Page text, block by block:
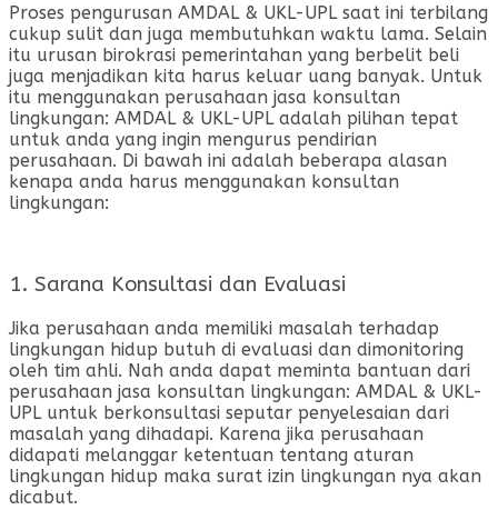
Proses pengurusan AMDAL & UKL-UPL saat ini terbilang
cukup sulit dan juga membutuhkan waktu lama. Selain
itu urusan birokrasi pemerintahan yang berbelit beli
juga menjadikan kita harus keluar uang banyak. Untuk
itu menggunakan perusahaan jasa konsultan
lingkungan: AMDAL & UKL-UPL adalah pilihan tepat
untuk anda yang ingin mengurus pendirian
perusahaan. Di bawah ini adalah beberapa alasan
kenapa anda harus menggunakan konsultan
lingkungan:
1. Sarana Konsultasi dan Evaluasi
Jika perusahaan anda memiliki masalah terhadap
lingkungan hidup butuh di evaluasi dan dimonitoring
oleh tim ahli. Nah anda dapat meminta bantuan dari
perusahaan jasa konsultan lingkungan: AMDAL & UKL-
UPL untuk berkonsultasi seputar penyelesaian dari
masalah yang dihadapi. Karena jika perusahaan
didapati melanggar ketentuan tentang aturan
lingkungan hidup maka surat izin lingkungan nya akan
dicabut.